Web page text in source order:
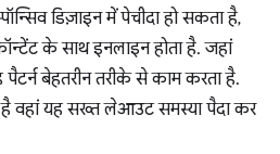
डिज़ाइन में पेचीदा हो सकता है,
के साथ इनलाइन होता है. जहां
पैटर्न बेहतरीन तरीके से काम करता है.
वहां यह सख्त लेआउट समस्या पैदा कर